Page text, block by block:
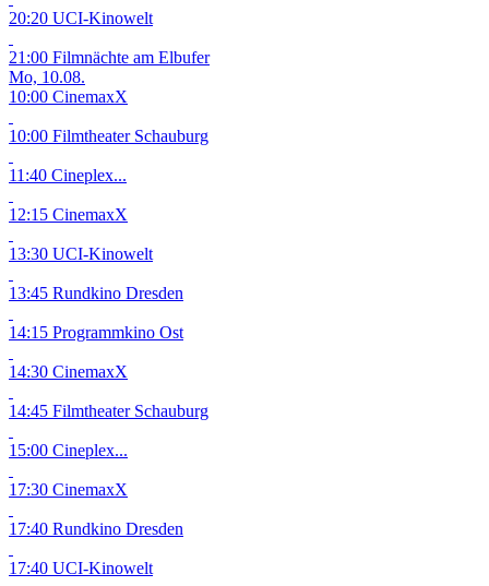
20:20 UCI-Kinowelt
21:00 Filmnächte am Elbufer
Mo, 10.08.
10:00 CinemaxX
10:00 Filmtheater Schauburg
11:40 Cineplex...
12:15 CinemaxX
13:30 UCI-Kinowelt
13:45 Rundkino Dresden
14:15 Programmkino Ost
14:30 CinemaxX
14:45 Filmtheater Schauburg
15:00 Cineplex...
17:30 CinemaxX
17:40 Rundkino Dresden
17:40 UCI-Kinowelt